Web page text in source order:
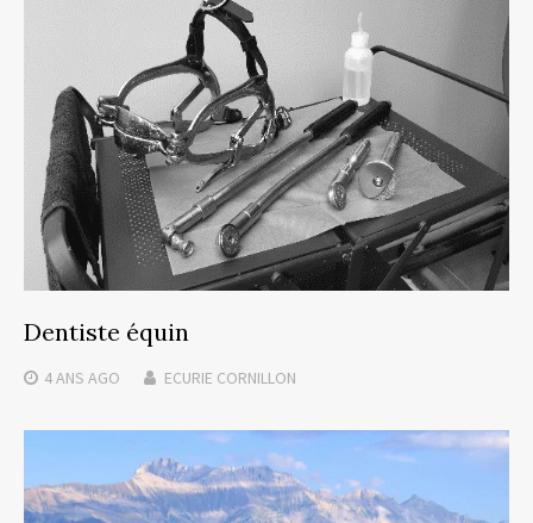
Dentiste équin
4 ANS AGO ECURIE CORNILLON